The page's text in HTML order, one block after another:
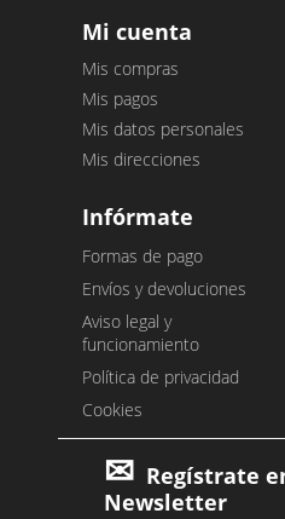
Mi cuenta
Mis compras
Mis pagos
Mis datos personales
Mis direcciones
Infórmate
Formas de pago
Envíos y devoluciones
Aviso legal y
funcionamiento
Política de privacidad
Cookies
Regístrate
Newsletter